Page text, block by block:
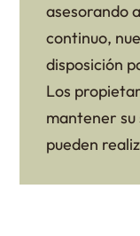
asesorando
continuo,
disposición
Los
mantener su
pueden